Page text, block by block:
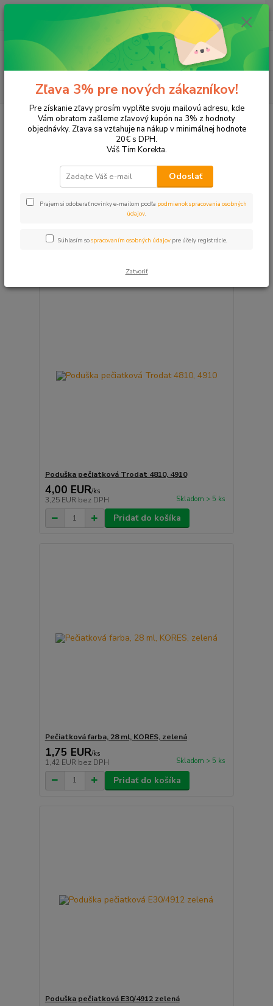
Hľadať
ks
za 0,00 EUR
Kancelárska technika Pečiatky a razítka
Pečiatky a razítka
Upresniť parametre
Najdrahšie
Zobrazujem 1-18 z 18
Poduška pečiatková Trodat 4810, 4910
4,00 EUR/ks
3,25 EUR bez DPH Skladom > 5 ks
Pridať do košíka
Pečiatková farba, 28 ml, KORES, zelená
1,75 EUR/ks
1,42 EUR bez DPH Skladom > 5 ks
Pridať do košíka
Poduška pečiatková E30/4912 zelená
Zľava 3% pre nových zákazníkov!
Pre získanie zľavy prosím vyplňte svoju mailovú adresu, kde
Vám obratom zašleme zľavový kupón na 3% z hodnoty
objednávky. Zľava sa vzťahuje na nákup v minimálnej hodnote
20€ s DPH.
Váš Tím Korekta.
Odoslať
Prajem si odoberať novinky e-mailom podľa podmienok spracovania osobných
údajov.
Súhlasím sospracovaním osobných údajov pre účely registrácie.
Zatvoriť